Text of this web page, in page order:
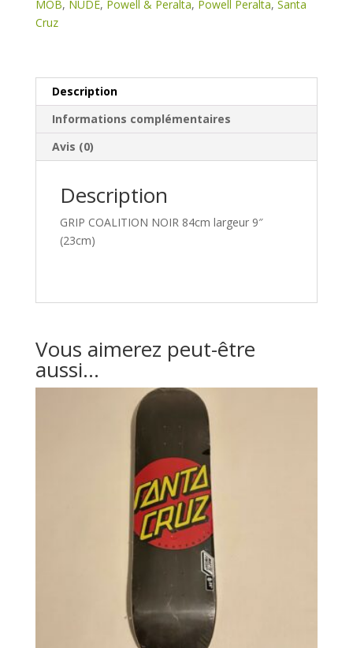
MOB, NUDE, Powell & Peralta, Powell Peralta, Santa
Cruz
Description
Informations complémentaires
Avis (0)
Description
GRIP COALITION NOIR 84cm largeur 9″
(23cm)
Vous aimerez peut-être
aussi…